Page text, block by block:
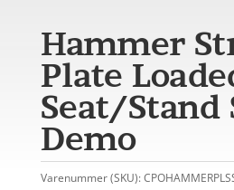
Hammer
Plate
Seat/Stand
Demo
Varenummer (SKU):